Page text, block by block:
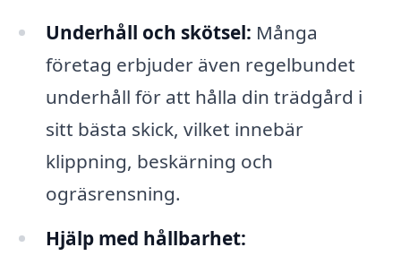
Underhåll och skötsel: Många
företag erbjuder även regelbundet
underhåll för att hålla din trädgård i
sitt bästa skick, vilket innebär
klippning, beskärning och
ogräsrensning.
Hjälp med hållbarhet: